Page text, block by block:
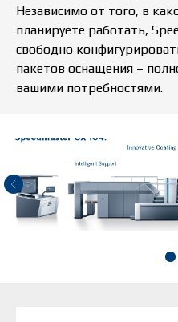
Независимо от того, в
планируете работать,
свободно
пакетов оснащения –
вашими потребностями.